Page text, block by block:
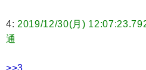
4: 2019/12/30(月)
通